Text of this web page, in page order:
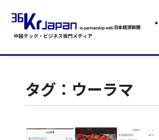
タグ：ウーラマ